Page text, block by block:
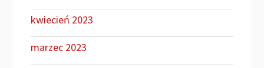
kwiecień 2023
marzec 2023